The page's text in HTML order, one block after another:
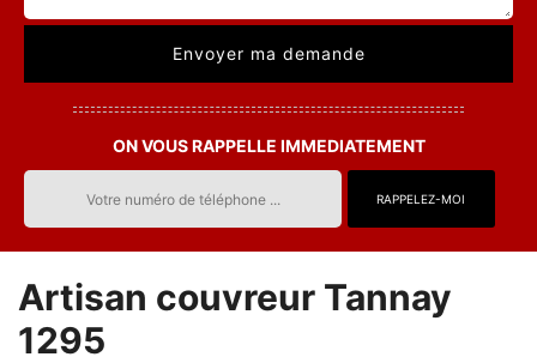
ON VOUS RAPPELLE IMMEDIATEMENT
Artisan couvreur Tannay
1295